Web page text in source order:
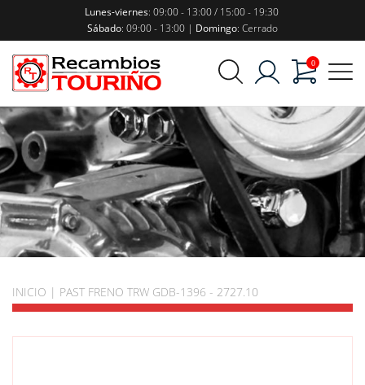
Lunes-viernes: 09:00 - 13:00 / 15:00 - 19:30
Sábado: 09:00 - 13:00 | Domingo: Cerrado
0
INICIO | PAST FRENO TRW GDB-1396 - 2727.10